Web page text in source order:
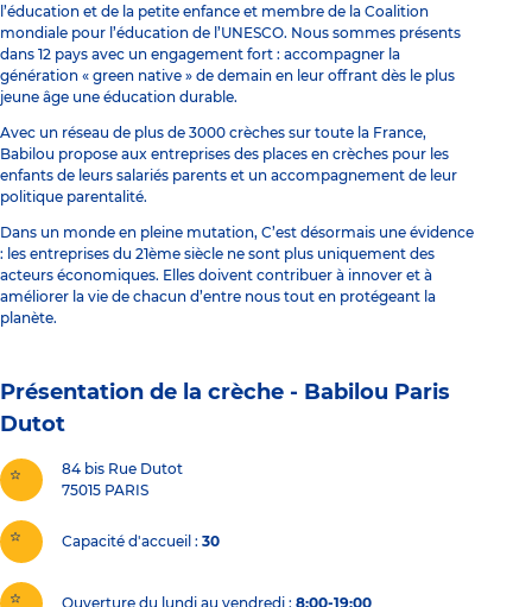
l’éducation et de la petite enfance et membre de la Coalition
mondiale pour l’éducation de l’UNESCO. Nous sommes présents
dans 12 pays avec un engagement fort : accompagner la
génération « green native » de demain en leur offrant dès le plus
jeune âge une éducation durable.
Avec un réseau de plus de 3000 crèches sur toute la France,
Babilou propose aux entreprises des places en crèches pour les
enfants de leurs salariés parents et un accompagnement de leur
politique parentalité.
Dans un monde en pleine mutation, C’est désormais une évidence
: les entreprises du 21ème siècle ne sont plus uniquement des
acteurs économiques. Elles doivent contribuer à innover et à
améliorer la vie de chacun d’entre nous tout en protégeant la
planète.
Présentation de la crèche - Babilou Paris
Dutot
84 bis Rue Dutot
75015 PARIS
Capacité d'accueil 30
Ouverture du lundi au vendredi : 8:00-19:00